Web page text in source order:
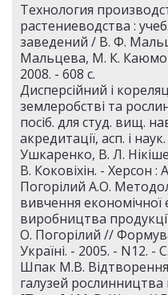
Технология
растениеводства :
заведений / В. Ф.
Мальцева, М. К.
2008. - 608 с.
Дисперсійний і
землеробстві та
посіб. для студ. вищ.
акредитації, асп. і
Ушкаренко, В. Л.
В. Коковіхін. - Херсон :
Погорілий А.О.
вивчення економічної
виробництва
О. Погорілий //
Україні. - 2005. - N12. -
Шпак М.В. Відтворення
галузей